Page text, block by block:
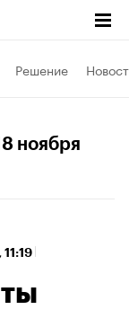
Решение
ноября